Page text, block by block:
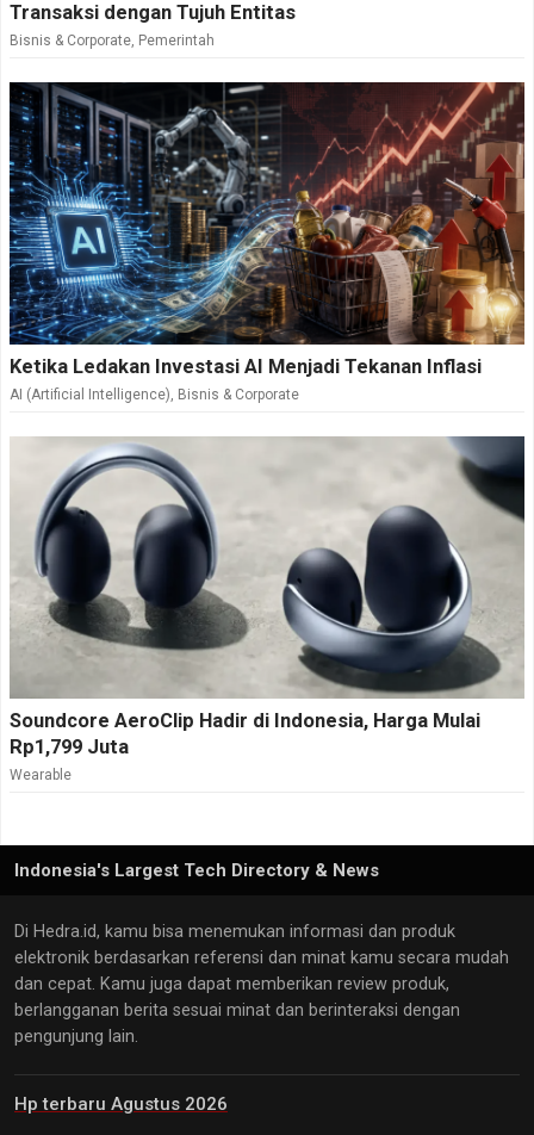
Transaksi dengan Tujuh Entitas
Bisnis & Corporate, Pemerintah
Ketika Ledakan Investasi AI Menjadi Tekanan Inflasi
AI (Artificial Intelligence), Bisnis & Corporate
Soundcore AeroClip Hadir di Indonesia, Harga Mulai
Rp1,799 Juta
Wearable
Indonesia's Largest Tech Directory & News
Di Hedra.id, kamu bisa menemukan informasi dan produk
elektronik berdasarkan referensi dan minat kamu secara mudah
dan cepat. Kamu juga dapat memberikan review produk,
berlangganan berita sesuai minat dan berinteraksi dengan
pengunjung lain.
Hp terbaru Agustus 2026